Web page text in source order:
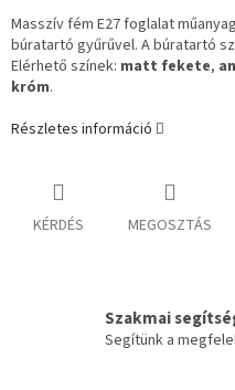
Masszív fém E27 foglalat
búratartó gyűrűvel. A búratartó
Elérhető színek: matt fekete,
króm.
Részletes információ
KÉRDÉS MEGOSZTÁS
Szakmai
Segítünk a